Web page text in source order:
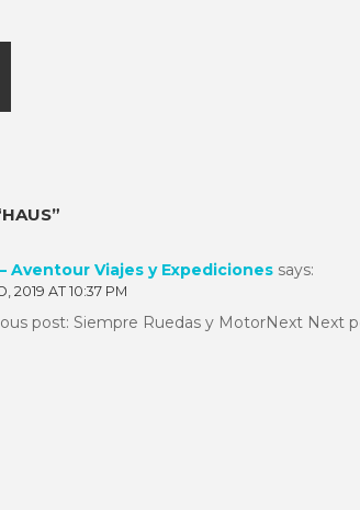
HAUS”
Aventour Viajes y Expediciones says:
2019 AT 10:37 PM
post: Siempre Ruedas y MotorNext Next